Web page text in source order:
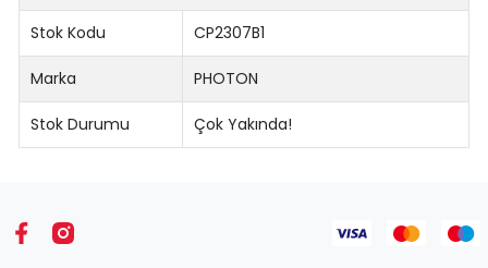
Stok Kodu CP2307B1
Marka PHOTON
Stok Durumu Çok Yakında!